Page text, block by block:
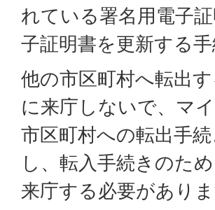
れている署名用電子
子証明書を更新する
他の市区町村へ転出
に来庁しないで、マ
市区町村への転出手
し、転入手続きのた
来庁する必要がありま